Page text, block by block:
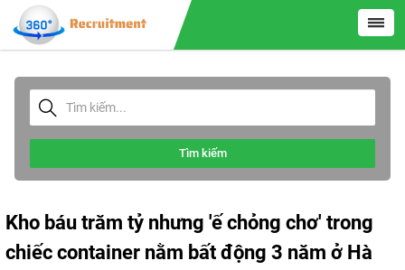
Tìm kiếm
Kho báu trăm tỷ nhưng 'ế chỏng chơ' trong
chiếc container nằm bất động 3 năm ở Hà